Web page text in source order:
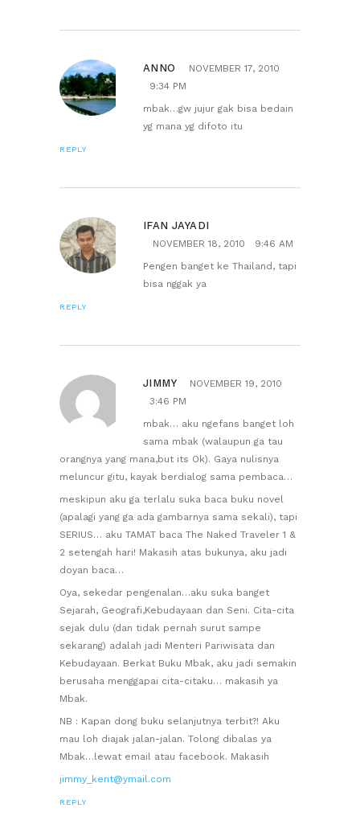
ANNO
NOVEMBER 17, 2010
9:34 PM
mbak…gw jujur gak bisa bedain
yg mana yg difoto itu
REPLY
IFAN JAYADI
NOVEMBER 18, 2010
9:46 AM
Pengen banget ke Thailand, tapi
bisa nggak ya
REPLY
JIMMY
NOVEMBER 19, 2010
3:46 PM
mbak… aku ngefans banget loh
sama mbak (walaupun ga tau
orangnya yang mana,but its Ok). Gaya nulisnya
meluncur gitu, kayak berdialog sama pembaca…
meskipun aku ga terlalu suka baca buku novel
(apalagi yang ga ada gambarnya sama sekali), tapi
SERIUS… aku TAMAT baca The Naked Traveler 1 &
2 setengah hari! Makasih atas bukunya, aku jadi
doyan baca…
Oya, sekedar pengenalan…aku suka banget
Sejarah, Geografi,Kebudayaan dan Seni. Cita-cita
sejak dulu (dan tidak pernah surut sampe
sekarang) adalah jadi Menteri Pariwisata dan
Kebudayaan. Berkat Buku Mbak, aku jadi semakin
berusaha menggapai cita-citaku… makasih ya
Mbak.
NB : Kapan dong buku selanjutnya terbit?! Aku
mau loh diajak jalan-jalan. Tolong dibalas ya
Mbak…lewat email atau facebook. Makasih
jimmy_kent@ymail.com
REPLY